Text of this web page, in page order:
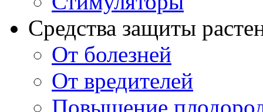
Средства защиты
От болезней
От вредителей